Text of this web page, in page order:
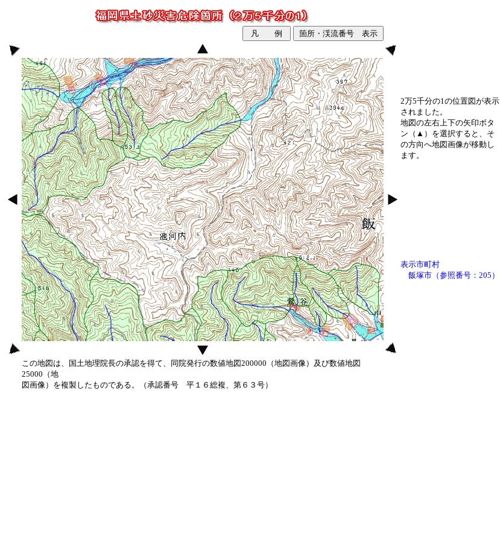
2万5千分の1の位置図が表示
されました。
地図の左右上下の矢印ボタ
ン（▲）を選択すると、そ
の方向へ地図画像が移動し
ます。
表示市町村
飯塚市（参照番号：205）
この地図は、国土地理院長の承認を得て、同院発行の数値地図200000（地図画像）及び数値地図
25000（地
図画像）を複製したものである。（承認番号 平１６総複、第６３号）